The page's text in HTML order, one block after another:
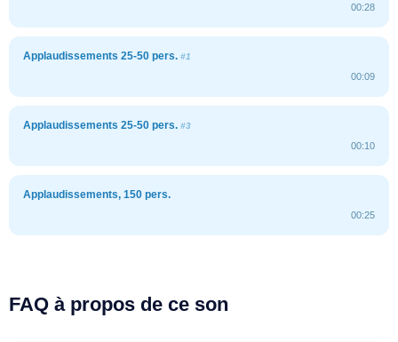
00:28
Applaudissements 25-50 pers. #1
00:09
Applaudissements 25-50 pers. #3
00:10
Applaudissements, 150 pers.
00:25
FAQ à propos de ce son